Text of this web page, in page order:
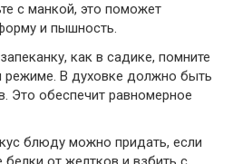
с манкой, это поможет
и пышность.
как в садике, помните
режиме. В духовке должно быть
Это обеспечит равномерное
блюду можно придать, если